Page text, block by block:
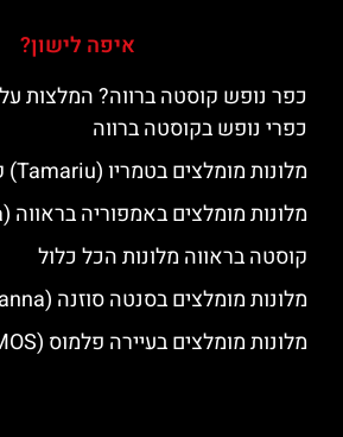
איפה לישון?
כפר נופש קוסטה ברווה? המלצות
כפרי נופש בקוסטה ברווה
מלונות מומלצים בטמריו (Tamariu) קוסטה בראווה
מלונות מומלצים באמפוריה בראווה (Empuriabrava)
קוסטה בראווה מלונות הכל כלול
מלונות מומלצים בסנטה סוזנה (Santa Susanna)
מלונות מומלצים בעיירה פלמוס (PALAMOS)